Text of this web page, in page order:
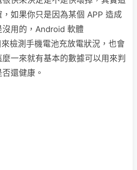
如果你只是因為某個 APP 造成
用的，Android 軟體
檢測手機電池充放電狀況，也會
一來就有基本的數據可以用來判
還健康。